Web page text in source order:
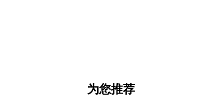
为您推荐